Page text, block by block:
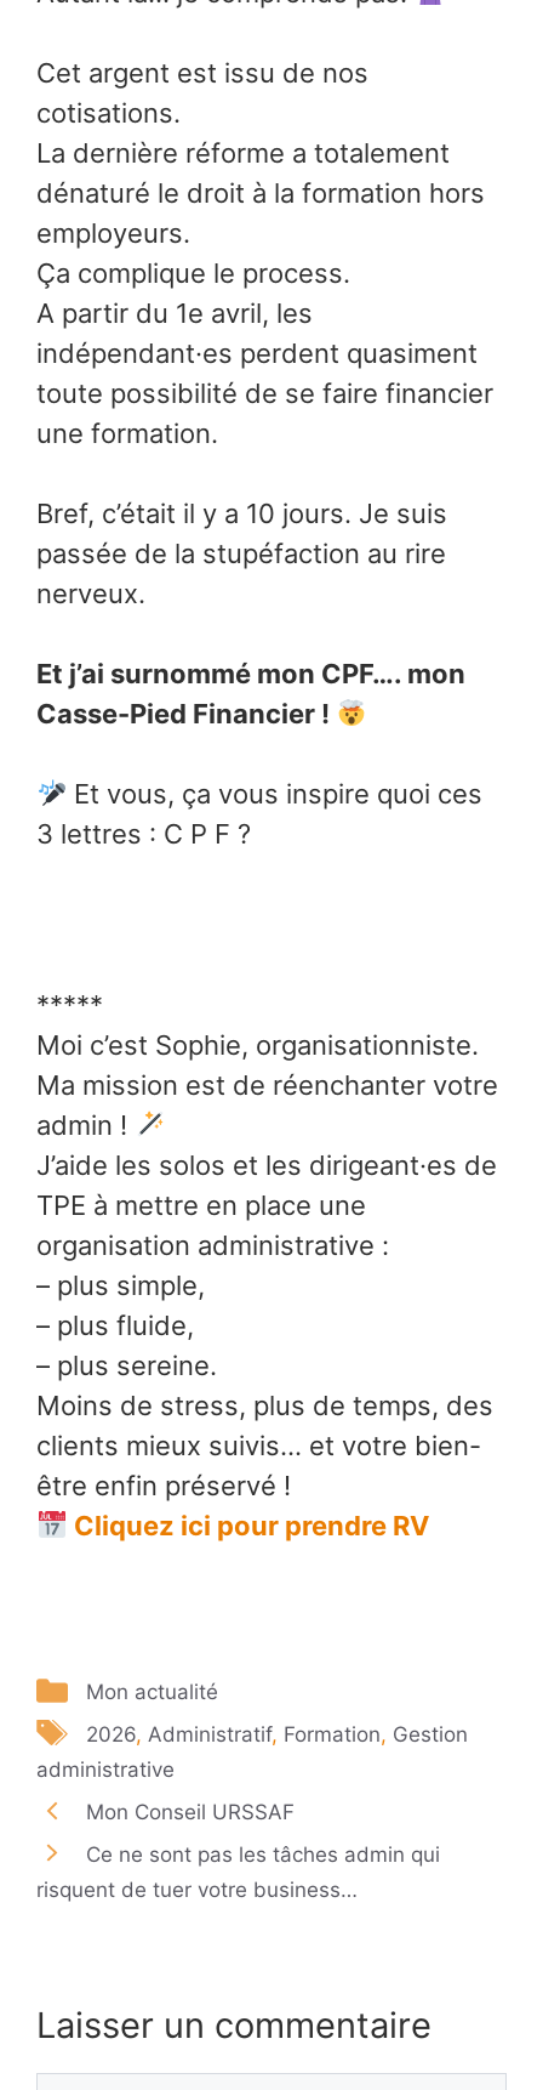
Cet argent est issu de nos
cotisations.
La dernière réforme a totalement
dénaturé le droit à la formation hors
employeurs.
Ça complique le process.
A partir du 1e avril, les
indépendant·es perdent quasiment
toute possibilité de se faire financier
une formation.
Bref, c’était il y a 10 jours. Je suis
passée de la stupéfaction au rire
nerveux.
Et j’ai surnommé mon CPF…. mon
Casse-Pied Financier !
Et vous, ça vous inspire quoi ces
3 lettres : C P F ?
*****
Moi c’est Sophie, organisationniste.
Ma mission est de réenchanter votre
admin !
J’aide les solos et les dirigeant·es de
TPE à mettre en place une
organisation administrative :
– plus simple,
– plus fluide,
– plus sereine.
Moins de stress, plus de temps, des
clients mieux suivis… et votre bien-
être enfin préservé !
Cliquez ici pour prendre RV
Catégories
Mon actualité
Étiquettes
2026, Administratif, Formation, Gestion
administrative
Mon Conseil URSSAF
Ce ne sont pas les tâches admin qui
risquent de tuer votre business…
Laisser un commentaire